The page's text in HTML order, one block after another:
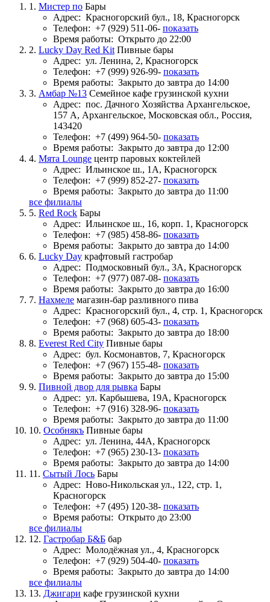
1. Мистер по Бары
Адрес: Красногорский бул., 18, Красногорск
Телефон: +7 (929) 511-06- показать
Время работы: Открыто до 22:00
2. Lucky Day Red Kit Пивные бары
Адрес: ул. Ленина, 2, Красногорск
Телефон: +7 (999) 926-99- показать
Время работы: Закрыто до завтра до 14:00
3. Амбар №13 Семейное кафе грузинской кухни
Адрес: пос. Дачного Хозяйства Архангельское,
157 А, Архангельское, Московская обл., Россия,
143420
Телефон: +7 (499) 964-50- показать
Время работы: Закрыто до завтра до 12:00
4. Мята Lounge центр паровых коктейлей
Адрес: Ильинское ш., 1А, Красногорск
Телефон: +7 (999) 852-27- показать
Время работы: Закрыто до завтра до 11:00
все филиалы
5. Red Rock Бары
Адрес: Ильинское ш., 16, корп. 1, Красногорск
Телефон: +7 (985) 458-86- показать
Время работы: Закрыто до завтра до 14:00
6. Lucky Day крафтовый гастробар
Адрес: Подмосковный бул., 3А, Красногорск
Телефон: +7 (977) 087-08- показать
Время работы: Закрыто до завтра до 16:00
7. Нахмеле магазин-бар разливного пива
Адрес: Красногорский бул., 4, стр. 1, Красногорск
Телефон: +7 (968) 605-43- показать
Время работы: Закрыто до завтра до 18:00
8. Everest Red City Пивные бары
Адрес: бул. Космонавтов, 7, Красногорск
Телефон: +7 (967) 155-48- показать
Время работы: Закрыто до завтра до 15:00
9. Пивной двор для рывка Бары
Адрес: ул. Карбышева, 19А, Красногорск
Телефон: +7 (916) 328-96- показать
Время работы: Закрыто до завтра до 11:00
10. Особнякъ Пивные бары
Адрес: ул. Ленина, 44А, Красногорск
Телефон: +7 (965) 230-13- показать
Время работы: Закрыто до завтра до 14:00
11. Сытый Лось Бары
Адрес: Ново-Никольская ул., 122, стр. 1,
Красногорск
Телефон: +7 (495) 120-38- показать
Время работы: Открыто до 23:00
все филиалы
12. Гастробар Б&Б бар
Адрес: Молодёжная ул., 4, Красногорск
Телефон: +7 (929) 504-40- показать
Время работы: Закрыто до завтра до 14:00
все филиалы
13. Джигари кафе грузинской кухни